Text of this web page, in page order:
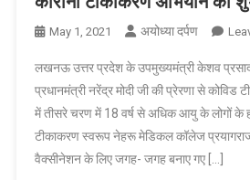
May 1, 2021 अयोध्या दर्पण
लखनऊ उत्तर प्रदेश के उपमुख्यमंत्री केशव प्रसाद
प्रधानमंत्री नरेंद्र मोदी जी की प्रेरणा से
में तीसरे चरण में 18 वर्ष से अधिक आयु के लोगों के
टीकाकरण स्वरूप नेहरू मेडिकल कॉलेज
वैक्सीनेशन के लिए जगह- जगह बनाए गए […]